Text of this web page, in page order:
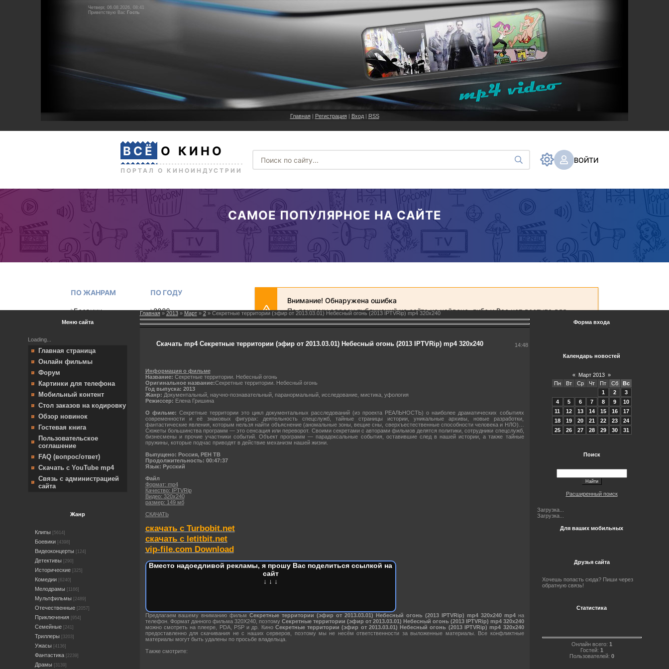
Четверг, 06.08.2026, 08:41
Приветствую Вас Гость
Главная| Регистрация| Вход| RSS
Меню сайта
Loading...
Главная страница
Онлайн фильмы
Форум
Картинки для телефона
Мобильный контент
Стол заказов на кодировку
Обзор новинок
Гостевая книга
Пользовательское
соглашение
FAQ (вопрос/ответ)
Скачать с YouTube mp4
Связь с администрацией
сайта
Жанр
Клипы [5614]
Боевики [4398]
Видеоконцерты [124]
Детективы [290]
Исторические [325]
Комедии [6240]
Мелодрамы [1166]
Мультфильмы [2489]
Отечественные [2057]
Приключения [954]
Семейные [241]
Триллеры [3203]
Ужасы [4136]
Фантастика [2239]
Драмы [3139]
Главная» 2013 » Март » 2» Секретные территории (эфир от 2013.03.01) Небесный огонь (2013 IPTVRip) mp4 320х240
Скачать mp4 Секретные территории (эфир от 2013.03.01) Небесный огонь (2013 IPTVRip) mp4 320х240 14:48
Информация о фильме
Название: Секретные территории. Небесный огонь
Оригинальное название:Секретные территории. Небесный огонь
Год выпуска: 2013
Жанр: Документальный, научно-познавательный, паранормальный, исследование, мистика, уфология
Режиссер: Елена Гришина
О фильме: Секретные территории это цикл документальных расследований (из проекта РЕАЛЬНОСТЬ) о наиболее драматических событиях
современности и её знаковых фигурах: деятельность спецслужб, тайные страницы истории, уникальные архивы, новые разработки,
фантастические явления, которым нельзя найти объяснение (аномальные зоны, вещие сны, сверхъестественные способности человека и НЛО)…
Сюжеты большинства программ — это сенсация или переворот. Своими секретами с авторами фильмов делятся политики, сотрудники спецслужб,
бизнесмены и прочие участники событий. Объект программ — парадоксальные события, оставившие след в нашей истории, а также тайные
пружины, которые подчас приводят в действие механизм нашей жизни.
Выпущено: Россия, РЕН ТВ
Продолжительность: 00:47:37
Язык: Русский
Файл
Формат: mp4
Качество: IPTVRip
Видео: 320х240
размер: 149 мб
СКАЧАТЬ
скачать с Turbobit.net
скачать с letitbit.net
vip-file.com Download
Вместо надоедливой рекламы, я прошу Вас поделиться ссылкой на
сайт
↓ ↓ ↓
Предлагаем вашему вниманию фильмСекретные территории (эфир от 2013.03.01) Небесный огонь (2013 IPTVRip) mp4 320х240 mp4на
телефон. Формат данного фильма 320X240, поэтому Секретные территории (эфир от 2013.03.01) Небесный огонь (2013 IPTVRip) mp4 320х240
можно смотреть на плеере, PDA, PSP и др. Кино Секретные территории (эфир от 2013.03.01) Небесный огонь (2013 IPTVRip) mp4 320х240
предоставленно для скачивания не с наших серверов, поэтому мы не несём ответственности за выложенные материалы. Все конфликтные
материалы могут быть удалены по просьбе владельца.
Также смотрите:
Форма входа
Календарь новостей
« Март 2013 »
Пн
Вт Ср Чт Пт Сб
Вс
1
2
3
4
5 6 7 8 9
10
11
12 13 14 15 16
17
18
19 20 21 22 23
24
25
26 27 28 29 30 31
Поиск
Расширенный поиск
Загрузка...
Загрузка...
Для ваших мобильных
Друзья сайта
Хочешь попасть сюда? Пиши через
обратную связь!
Статистика
Онлайн всего: 1
Гостей: 1
Пользователей: 0